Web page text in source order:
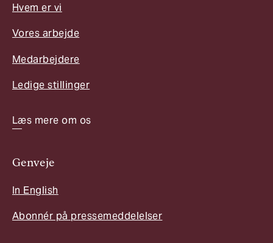
Hvem er vi
Vores arbejde
Medarbejdere
Ledige stillinger
Læs mere om os
Genveje
In English
Abonnér på pressemeddelelser